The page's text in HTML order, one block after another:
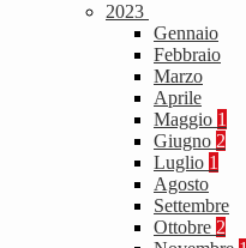
2023
Gennaio
Febbraio
Marzo
Aprile
Maggio 1
Giugno 2
Luglio 1
Agosto
Settembre
Ottobre 2